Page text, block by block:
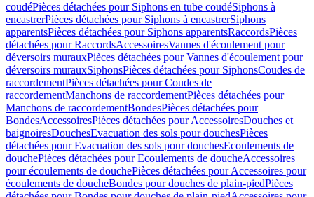
coudéPièces détachées pour Siphons en tube coudéSiphons à
encastrerPièces détachées pour Siphons à encastrerSiphons
apparentsPièces détachées pour Siphons apparentsRaccordsPièces
détachées pour RaccordsAccessoiresVannes d'écoulement pour
déversoirs murauxPièces détachées pour Vannes d'écoulement pour
déversoirs murauxSiphonsPièces détachées pour SiphonsCoudes de
raccordementPièces détachées pour Coudes de
raccordementManchons de raccordementPièces détachées pour
Manchons de raccordementBondesPièces détachées pour
BondesAccessoiresPièces détachées pour AccessoiresDouches et
baignoiresDouchesEvacuation des sols pour douchesPièces
détachées pour Evacuation des sols pour douchesEcoulements de
douchePièces détachées pour Ecoulements de doucheAccessoires
pour écoulements de douchePièces détachées pour Accessoires pour
écoulements de doucheBondes pour douches de plain-piedPièces